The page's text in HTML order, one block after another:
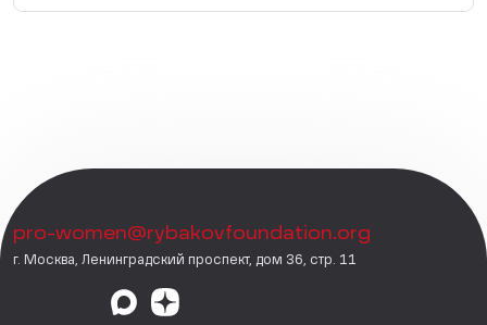
pro-women@rybakovfoundation.org
г. Москва, Ленинградский проспект, дом 36, стр. 11